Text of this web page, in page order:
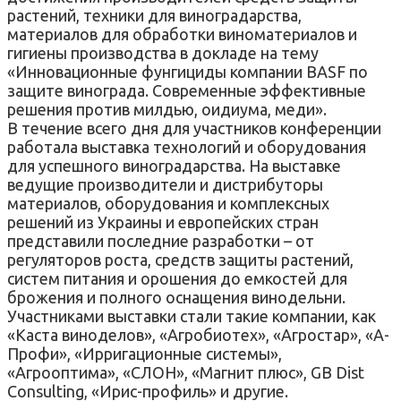
растений, техники для виноградарства,
материалов для обработки виноматериалов и
гигиены производства в докладе на тему
«Инновационные фунгициды компании BASF по
защите винограда. Современные эффективные
решения против милдью, оидиума, меди».
В течение всего дня для участников конференции
работала выставка технологий и оборудования
для успешного виноградарства. На выставке
ведущие производители и дистрибуторы
материалов, оборудования и комплексных
решений из Украины и европейских стран
представили последние разработки – от
регуляторов роста, средств защиты растений,
систем питания и орошения до емкостей для
брожения и полного оснащения винодельни.
Участниками выставки стали такие компании, как
«Каста виноделов», «Агробиотех», «Агростар», «А-
Профи», «Ирригационные системы»,
«Агрооптима», «СЛОН», «Магнит плюс», GB Dist
Consulting, «Ирис-профиль» и другие.